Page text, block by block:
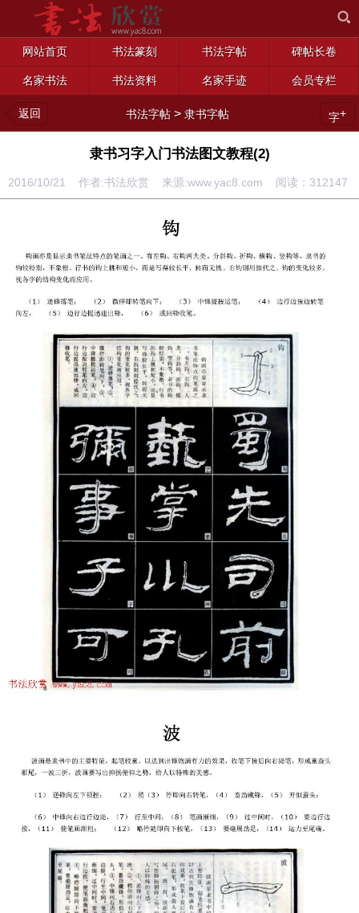
网站首页 书法篆刻 书法字帖 碑帖长卷
名家书法 书法资料 名家手迹 会员专栏
返回 书法字帖 >隶书字帖 字+
隶书习字入门书法图文教程(2)
2016/10/21 作者:书法欣赏 来源:www.yac8.com 阅读： 312147